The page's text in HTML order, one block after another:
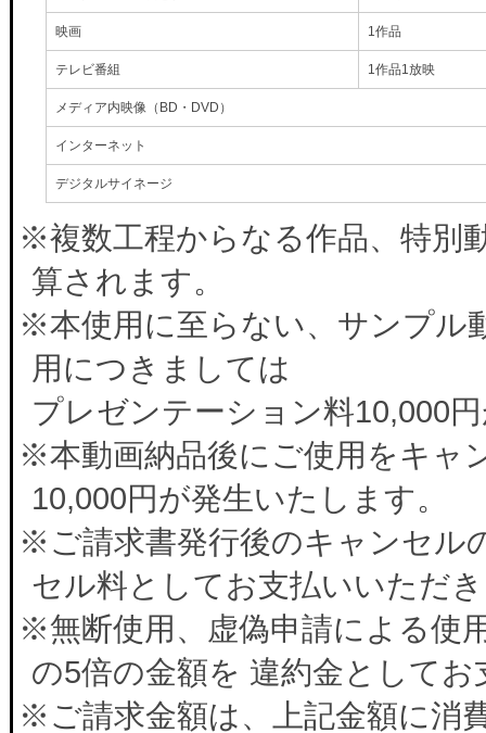
映画 1作品
テレビ番組 1作品1放映
メディア内映像（BD・DVD）
インターネット
デジタルサイネージ
※複数工程からなる作品、特別
算されます。
※本使用に至らない、サンプル
用につきましては
プレゼンテーション料10,000
※本動画納品後にご使用をキャ
10,000円が発生いたします。
※ご請求書発行後のキャンセル
セル料としてお支払いいただ
※無断使用、虚偽申請による使
の5倍の金額を 違約金として
※ご請求金額は、上記金額に消